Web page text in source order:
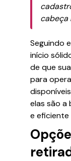
cabeça
Seguindo
início
de que
para
elas são a
e eficiente